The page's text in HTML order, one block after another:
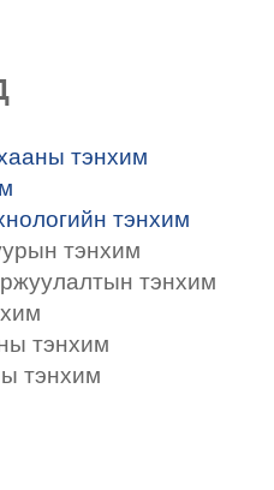
тэнхим
тэнхим
тэнхим
тэнхим
тэнхим
тэнхим